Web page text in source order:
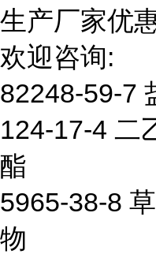
生产厂家优
欢迎咨询:
82248-59-7
124-17-4 二
酯
5965-38-8
物